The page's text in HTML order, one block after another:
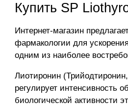
Купить SP
Интернет-магазин
фармакологии для
одним из наиболее
Лиотиронин
регулирует интенсивность
биологической активности